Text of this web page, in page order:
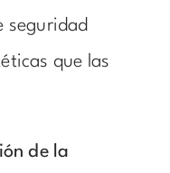
seguridad
que las
de la